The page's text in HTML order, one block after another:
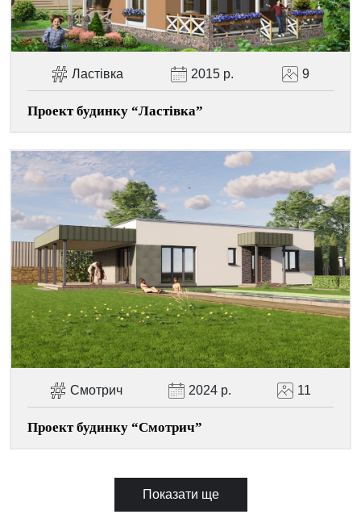
Facebook
ViberTelegramWhatsApp
Pinterest
Ластівка 2015 р. 9
Проект будинку “Ластівка”
Смотрич 2024 р. 11
Проект будинку “Смотрич”
Показати ще